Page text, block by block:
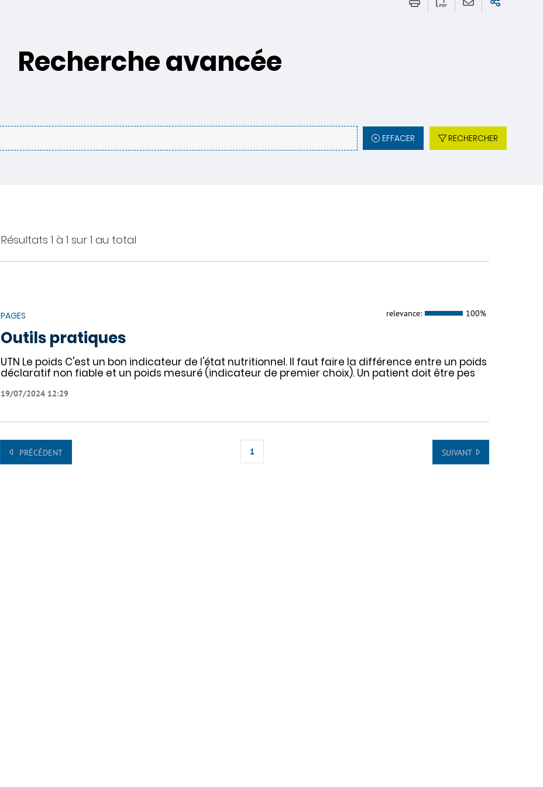
Recherche avancée
EFFACER RECHERCHER
Résultats 1 à 1 sur 1 au total
PAGES relevance: 100%
Outils pratiques
UTN Le poids C'est un bon indicateur de l'état nutritionnel. Il faut faire la différence entre un poids
déclaratif non fiable et un poids mesuré (indicateur de premier choix). Un patient doit être pes
19/07/2024 12:29
PRÉCÉDENT 1 SUIVANT